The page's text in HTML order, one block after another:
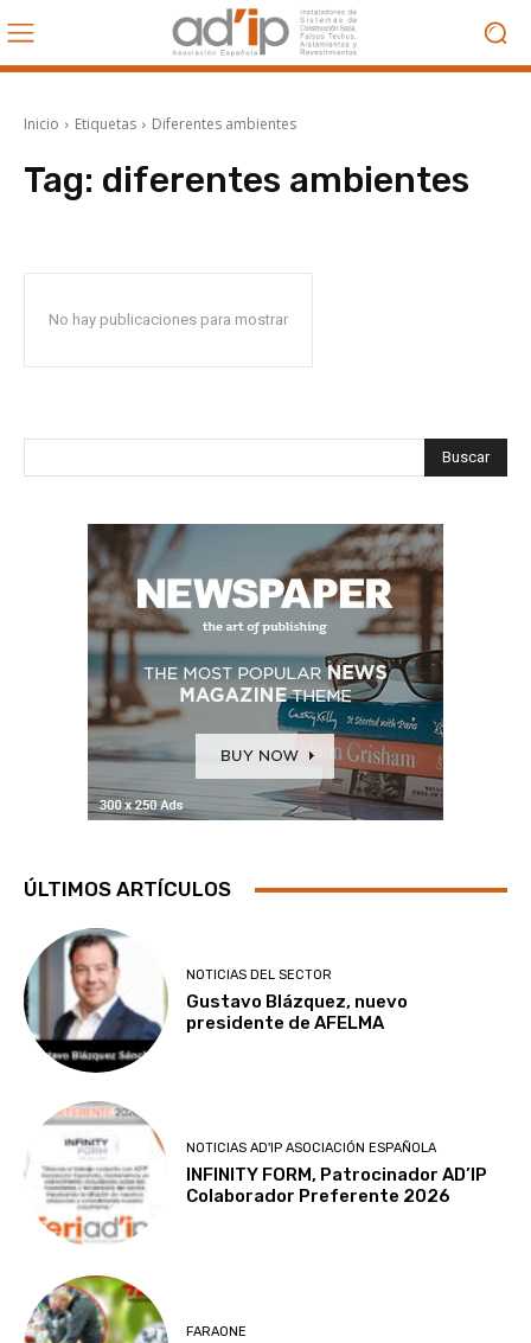
Inicio Etiquetas Diferentes ambientes
Tag: diferentes ambientes
No hay publicaciones para mostrar
Buscar
ÚLTIMOS ARTÍCULOS
NOTICIAS DEL SECTOR
Gustavo Blázquez, nuevo
presidente de AFELMA
NOTICIAS AD'IP ASOCIACIÓN ESPAÑOLA
INFINITY FORM, Patrocinador AD’IP
Colaborador Preferente 2026
FARAONE